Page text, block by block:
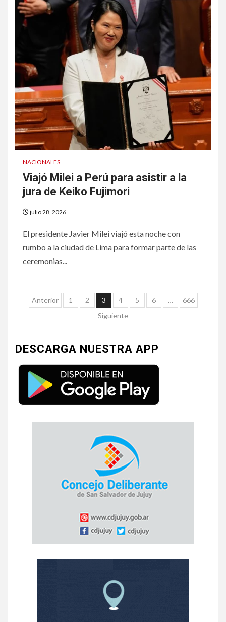
NACIONALES
Viajó Milei a Perú para asistir a la
jura de Keiko Fujimori
julio 28, 2026
El presidente Javier Milei viajó esta noche con
rumbo a la ciudad de Lima para formar parte de las
ceremonias...
Anterior 1 2 3 4 5 6 …
666
Siguiente
DESCARGA NUESTRA APP